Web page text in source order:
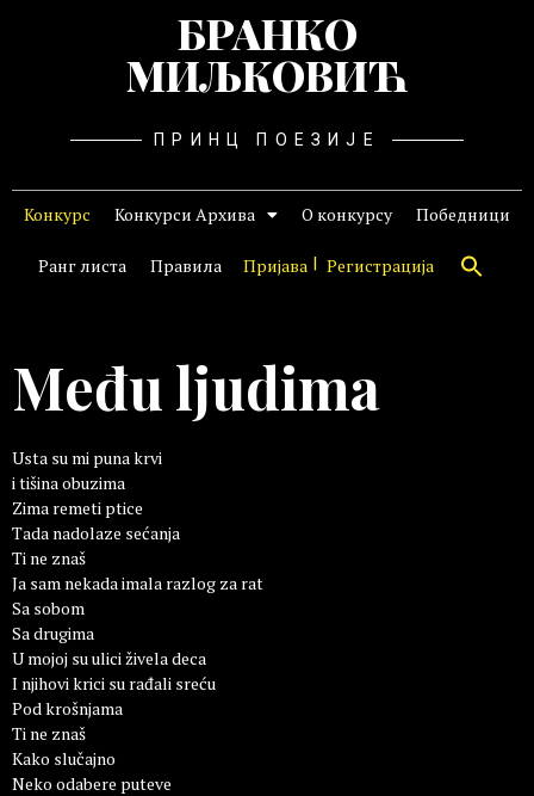
БРАНКО
МИЉКОВИЋ
ПРИНЦ ПОЕЗИЈЕ
Конкурс Конкурси Архива О конкурсу Победници
Ранг листа Правила Пријава Регистрација
Među ljudima
Usta su mi puna krvi
i tišina obuzima
Zima remeti ptice
Tada nadolaze sećanja
Ti ne znaš
Ja sam nekada imala razlog za rat
Sa sobom
Sa drugima
U mojoj su ulici živela deca
I njihovi krici su rađali sreću
Pod krošnjama
Ti ne znaš
Kako slučajno
Neko odabere puteve